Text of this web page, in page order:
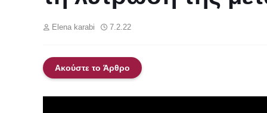
Elena karabi 7.2.22
Ακούστε το Άρθρο